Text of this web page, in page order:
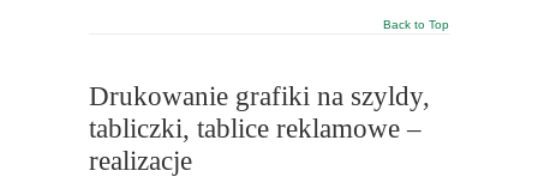
Back to Top
Drukowanie grafiki na szyldy,
tabliczki, tablice reklamowe –
realizacje